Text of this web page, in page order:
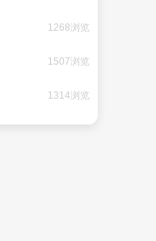
1268浏览
1507浏览
1314浏览